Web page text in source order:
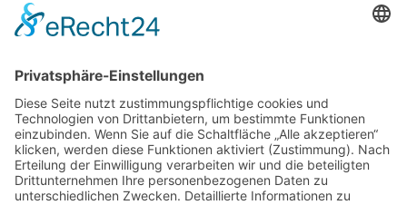
Vertrag widerrufen
Impressum
Datenschutz
Barrierefrei
AGB
Cookie-Einstellungen